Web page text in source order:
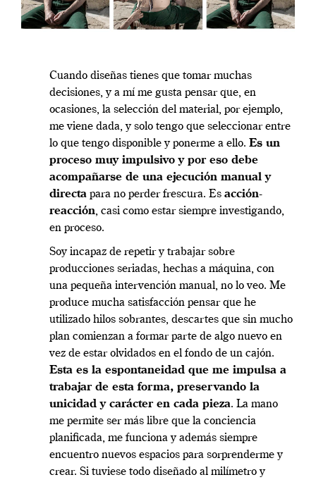
Cuando diseñas tienes que tomar muchas
decisiones, y a mí me gusta pensar que, en
ocasiones, la selección del material, por ejemplo,
me viene dada, y solo tengo que seleccionar entre
lo que tengo disponible y ponerme a ello. Es un
proceso muy impulsivo y por eso debe
acompañarse de una ejecución manual y
directa para no perder frescura. Es acción-
reacción, casi como estar siempre investigando,
en proceso.
Soy incapaz de repetir y trabajar sobre
producciones seriadas, hechas a máquina, con
una pequeña intervención manual, no lo veo. Me
produce mucha satisfacción pensar que he
utilizado hilos sobrantes, descartes que sin mucho
plan comienzan a formar parte de algo nuevo en
vez de estar olvidados en el fondo de un cajón.
Esta es la espontaneidad que me impulsa a
trabajar de esta forma, preservando la
unicidad y carácter en cada pieza. La mano
me permite ser más libre que la conciencia
planificada, me funciona y además siempre
encuentro nuevos espacios para sorprenderme y
crear. Si tuviese todo diseñado al milímetro y